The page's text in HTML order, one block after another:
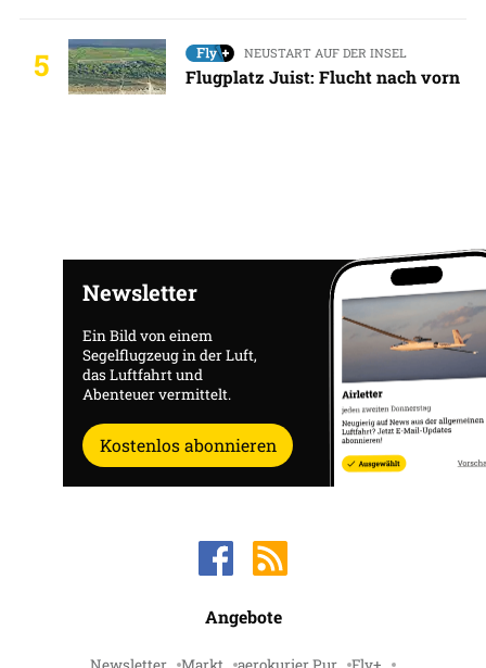
5 NEUSTART AUF DER INSEL
Flugplatz Juist: Flucht nach vorn
Newsletter
Ein Bild von einem
Segelflugzeug in der Luft,
das Luftfahrt und
Abenteuer vermittelt.
Kostenlos abonnieren
Angebote